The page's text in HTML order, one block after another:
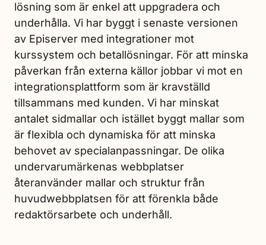
lösning som är enkel att uppgradera och
underhålla. Vi har byggt i senaste versionen
av Episerver med integrationer mot
kurssystem och betallösningar. För att minska
påverkan från externa källor jobbar vi mot en
integrationsplattform som är kravställd
tillsammans med kunden. Vi har minskat
antalet sidmallar och istället byggt mallar som
är flexibla och dynamiska för att minska
behovet av specialanpassningar. De olika
undervarumärkenas webbplatser
återanvänder mallar och struktur från
huvudwebbplatsen för att förenkla både
redaktörsarbete och underhåll.